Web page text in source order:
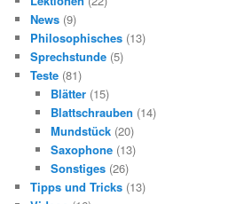
News (9)
Philosophisches (13)
Sprechstunde (5)
Teste (81)
Blätter(15)
Blattschrauben (14)
Mundstück(20)
Saxophone(13)
Sonstiges(26)
Tipps und Tricks (13)